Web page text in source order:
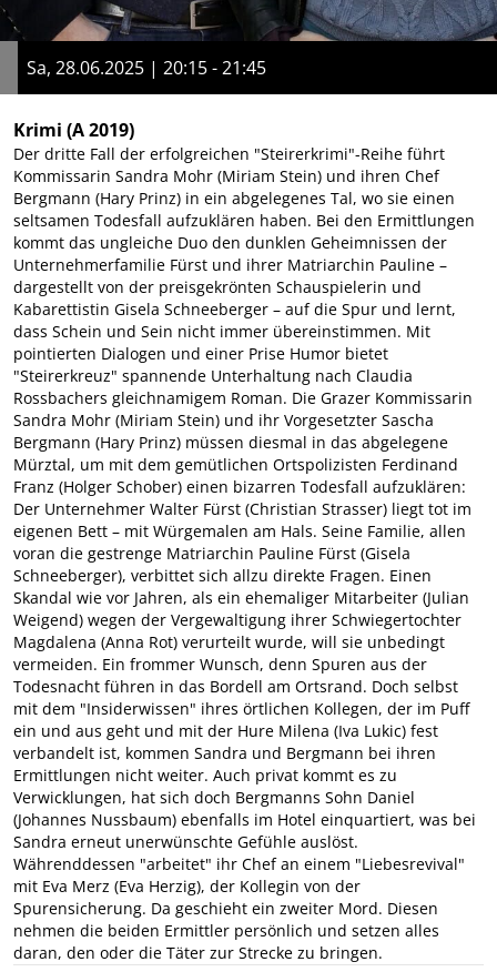
Sa, 28.06.2025 | 20:15 - 21:45
Krimi (A 2019)
Der dritte Fall der erfolgreichen "Steirerkrimi"-Reihe führt
Kommissarin Sandra Mohr (Miriam Stein) und ihren Chef
Bergmann (Hary Prinz) in ein abgelegenes Tal, wo sie einen
seltsamen Todesfall aufzuklären haben. Bei den Ermittlungen
kommt das ungleiche Duo den dunklen Geheimnissen der
Unternehmerfamilie Fürst und ihrer Matriarchin Pauline –
dargestellt von der preisgekrönten Schauspielerin und
Kabarettistin Gisela Schneeberger – auf die Spur und lernt,
dass Schein und Sein nicht immer übereinstimmen. Mit
pointierten Dialogen und einer Prise Humor bietet
"Steirerkreuz" spannende Unterhaltung nach Claudia
Rossbachers gleichnamigem Roman. Die Grazer Kommissarin
Sandra Mohr (Miriam Stein) und ihr Vorgesetzter Sascha
Bergmann (Hary Prinz) müssen diesmal in das abgelegene
Mürztal, um mit dem gemütlichen Ortspolizisten Ferdinand
Franz (Holger Schober) einen bizarren Todesfall aufzuklären:
Der Unternehmer Walter Fürst (Christian Strasser) liegt tot im
eigenen Bett – mit Würgemalen am Hals. Seine Familie, allen
voran die gestrenge Matriarchin Pauline Fürst (Gisela
Schneeberger), verbittet sich allzu direkte Fragen. Einen
Skandal wie vor Jahren, als ein ehemaliger Mitarbeiter (Julian
Weigend) wegen der Vergewaltigung ihrer Schwiegertochter
Magdalena (Anna Rot) verurteilt wurde, will sie unbedingt
vermeiden. Ein frommer Wunsch, denn Spuren aus der
Todesnacht führen in das Bordell am Ortsrand. Doch selbst
mit dem "Insiderwissen" ihres örtlichen Kollegen, der im Puff
ein und aus geht und mit der Hure Milena (Iva Lukic) fest
verbandelt ist, kommen Sandra und Bergmann bei ihren
Ermittlungen nicht weiter. Auch privat kommt es zu
Verwicklungen, hat sich doch Bergmanns Sohn Daniel
(Johannes Nussbaum) ebenfalls im Hotel einquartiert, was bei
Sandra erneut unerwünschte Gefühle auslöst.
Währenddessen "arbeitet" ihr Chef an einem "Liebesrevival"
mit Eva Merz (Eva Herzig), der Kollegin von der
Spurensicherung. Da geschieht ein zweiter Mord. Diesen
nehmen die beiden Ermittler persönlich und setzen alles
daran, den oder die Täter zur Strecke zu bringen.